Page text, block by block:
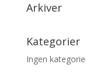
Arkiver
Kategorier
Ingen